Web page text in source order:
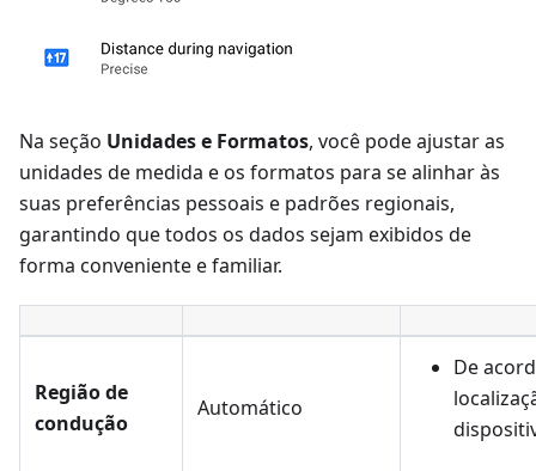
Na seção Unidades e Formatos, você pode ajustar as
unidades de medida e os formatos para se alinhar às
suas preferências pessoais e padrões regionais,
garantindo que todos os dados sejam exibidos de
forma conveniente e familiar.
Região de
condução
Automático
De